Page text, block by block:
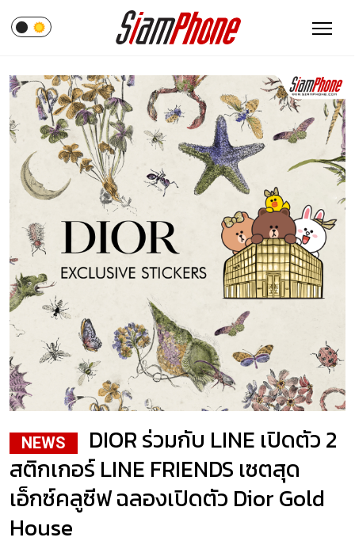
NEWS
DIOR ร่วมกับ LINE เปิดตัว 2
สติกเกอร์ LINE FRIENDS เซตสุด
เอ็กซ์คลูซีฟ ฉลองเปิดตัว Dior Gold
House